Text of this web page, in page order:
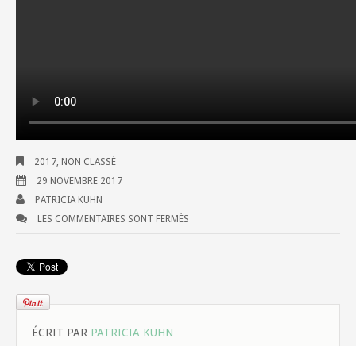
2017, NON CLASSÉ
29 NOVEMBRE 2017
PATRICIA KUHN
LES COMMENTAIRES SONT FERMÉS
ÉCRIT PAR PATRICIA KUHN